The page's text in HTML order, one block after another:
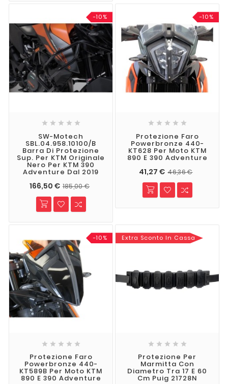
-10%
    
SW-Motech
SBL.04.958.10100/B
Barra Di Protezione
Sup. Per KTM Originale
Nero Per KTM 390
Adventure Dal 2019
166,50 € 185,00 €
-10%
    
Protezione Faro
Powerbronze 440-
KT628 Per Moto KTM
890 E 390 Adventure
41,27 € 46,36 €
-10%
    
Protezione Faro
Powerbronze 440-
KT589B Per Moto KTM
890 E 390 Adventure
Extra Sconto In Cassa
    
Protezione Per
Marmitta Con
Diametro Tra 17 E 60
Cm Puig 21728N